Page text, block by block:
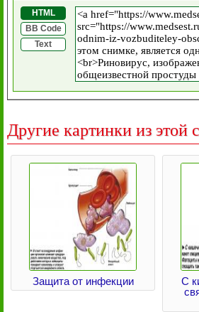
HTML
BB Code
Text
Другие картинки из этой
Защита от инфекции
С